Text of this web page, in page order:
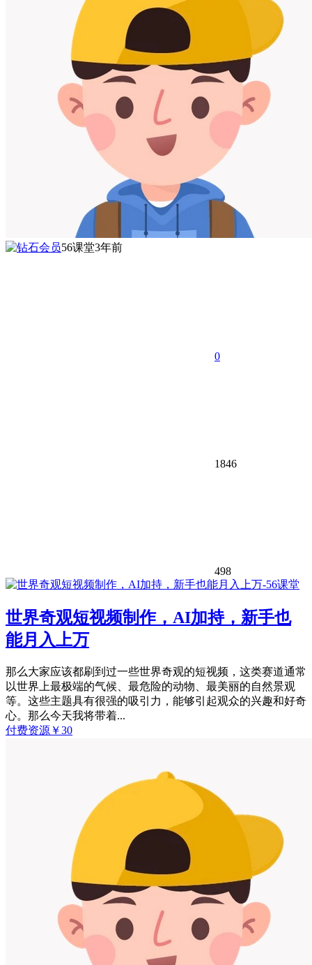
56课堂3年前
0
1846
498
世界奇观短视频制作，AI加持，新手也
能月入上万
那么大家应该都刷到过一些世界奇观的短视频，这类赛道通常
以世界上最极端的气候、最危险的动物、最美丽的自然景观
等。这些主题具有很强的吸引力，能够引起观众的兴趣和好奇
心。那么今天我将带着...
付费资源 ￥30